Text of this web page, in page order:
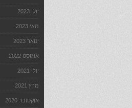
יולי 2023
מאי 2023
ינואר 2023
אוגוסט 2022
יולי 2021
מרץ 2021
אוקטובר 2020